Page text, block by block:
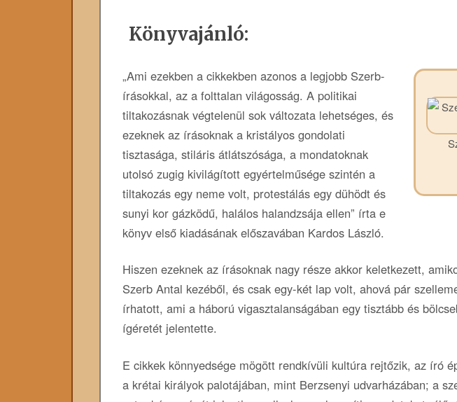
Könyvajánló:
„Ami ​ezekben a cikkekben azonos a legjobb Szerb-
írásokkal, az a folttalan világosság. A politikai
tiltakozásnak végtelenül sok változata lehetséges, és
ezeknek az írásoknak a kristályos gondolati
tisztasága, stiláris átlátszósága, a mondatoknak
utolsó zugig kivilágított egyértelműsége szintén a
tiltakozás egy neme volt, protestálás egy dühödt és
sunyi kor gázködű, halálos halandzsája ellen” írta e
könyv első kiadásának előszavában Kardos László.
Hiszen ezeknek az írásoknak nagy része akkor keletkezett,
Szerb Antal kezéből, és csak egy-két lap volt, ahová pár
írhatott, ami a háború vigasztalanságában egy tisztább és
ígéretét jelentette.
E cikkek könnyedsége mögött rendkívüli kultúra rejtőzik, az író
a krétai királyok palotájában, mint Berzsenyi udvarházában; a